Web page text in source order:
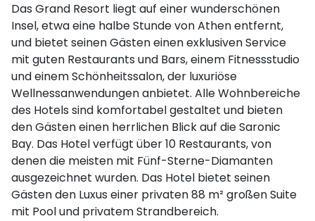
Das Grand Resort liegt auf einer wunderschönen
Insel, etwa eine halbe Stunde von Athen entfernt,
und bietet seinen Gästen einen exklusiven Service
mit guten Restaurants und Bars, einem Fitnessstudio
und einem Schönheitssalon, der luxuriöse
Wellnessanwendungen anbietet. Alle Wohnbereiche
des Hotels sind komfortabel gestaltet und bieten
den Gästen einen herrlichen Blick auf die Saronic
Bay. Das Hotel verfügt über 10 Restaurants, von
denen die meisten mit Fünf-Sterne-Diamanten
ausgezeichnet wurden. Das Hotel bietet seinen
Gästen den Luxus einer privaten 88 m² großen Suite
mit Pool und privatem Strandbereich.